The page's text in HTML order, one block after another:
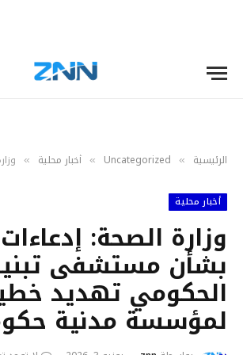
الرئيسية »
Uncategorized
» أخبار محلية » وزارة
أخبار محلية
وزارة الصحة:
بشأن مستشفى
الحكومي تهديد
لمؤسسة مدنية